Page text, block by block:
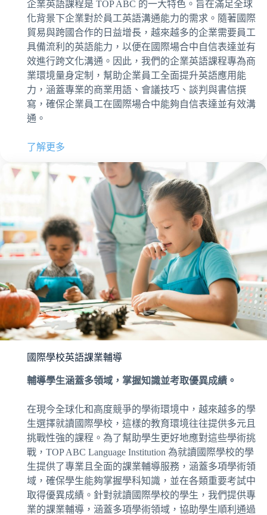
企業英語課程是 TOP ABC 的一大特色。旨在滿足全球
化背景下企業對於員工英語溝通能力的需求。隨著國際
貿易與跨國合作的日益增長，越來越多的企業需要員工
具備流利的英語能力，以便在國際場合中自信表達並有
效進行跨文化溝通。因此，我們的企業英語課程專為商
業環境量身定制，幫助企業員工全面提升英語應用能
力，涵蓋專業的商業用語、會議技巧、談判與書信撰
寫，確保企業員工在國際場合中能夠自信表達並有效溝
通。
了解更多
國際學校英語課業輔導
輔導學生涵蓋多領域，掌握知識並考取優異成績。
在現今全球化和高度競爭的學術環境中，越來越多的學
生選擇就讀國際學校，這樣的教育環境往往提供多元且
挑戰性強的課程。為了幫助學生更好地應對這些學術挑
戰，TOP ABC Language Institution 為就讀國際學校的學
生提供了專業且全面的課業輔導服務，涵蓋多項學術領
域，確保學生能夠掌握學科知識，並在各類重要考試中
取得優異成績。針對就讀國際學校的學生，我們提供專
業的課業輔導，涵蓋多項學術領域，協助學生順利通過